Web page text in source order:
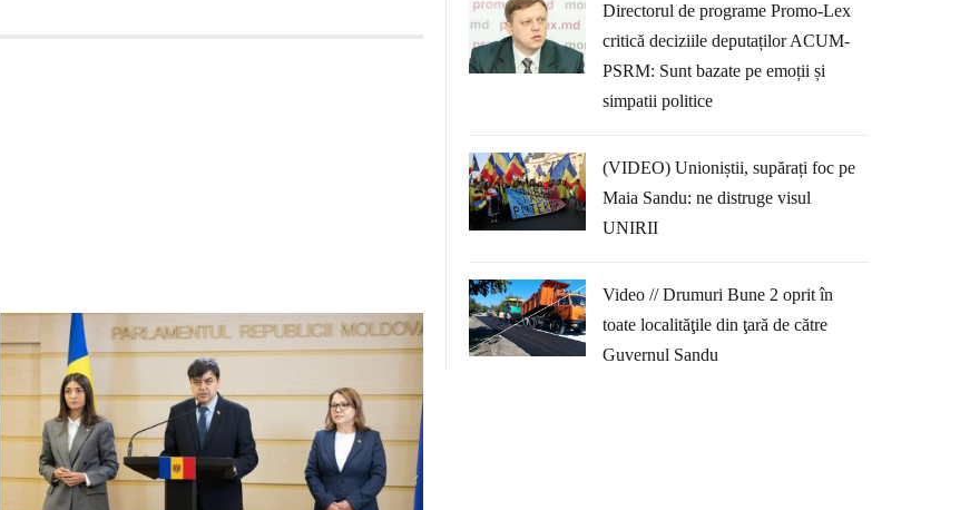
Directorul de programe Promo-Lex
critică deciziile deputaților ACUM-
PSRM: Sunt bazate pe emoții și
simpatii politice
(VIDEO) Unioniștii, supărați foc pe
Maia Sandu: ne distruge visul
UNIRII
Video // Drumuri Bune 2 oprit în
toate localităţile din ţară de către
Guvernul Sandu